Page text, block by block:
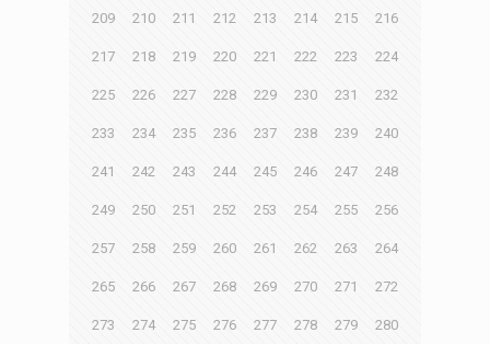
209 210 211 212 213 214 215 216
217 218 219 220 221 222 223 224
225 226 227 228 229 230 231 232
233 234 235 236 237 238 239 240
241 242 243 244 245 246 247 248
249 250 251 252 253 254 255 256
257 258 259 260 261 262 263 264
265 266 267 268 269 270 271 272
273 274 275 276 277 278 279 280